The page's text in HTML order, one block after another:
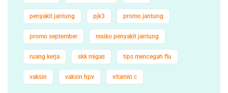
penyakit jantung pjk3 promo jantung
promo september resiko penyakit jantung
ruang kerja skk migas tips mencegah flu
vaksin vaksin hpv vitamin c